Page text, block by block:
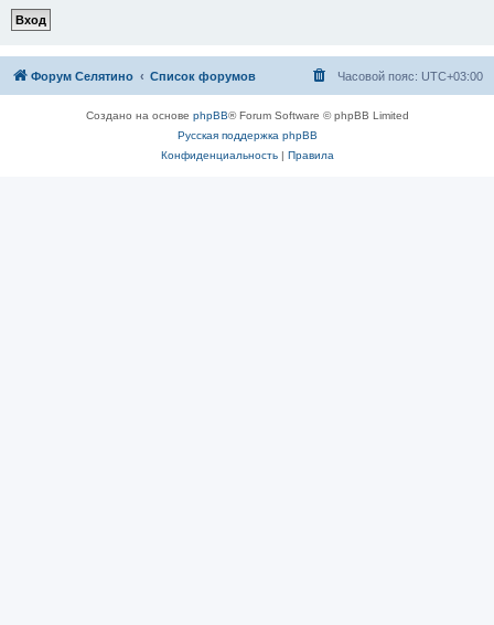
Форум Селятино Список форумов Часовой пояс: UTC+03:00
Создано на основе phpBB® Forum Software © phpBB Limited
Русская поддержка phpBB
Конфиденциальность| Правила